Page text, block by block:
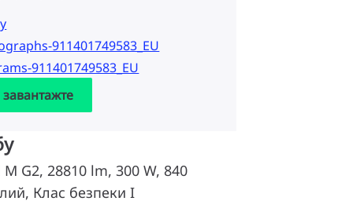
911401749583_EU
911401749583_EU
завантажте
G2, 28810 lm, 300 W, 840
Клас безпеки I